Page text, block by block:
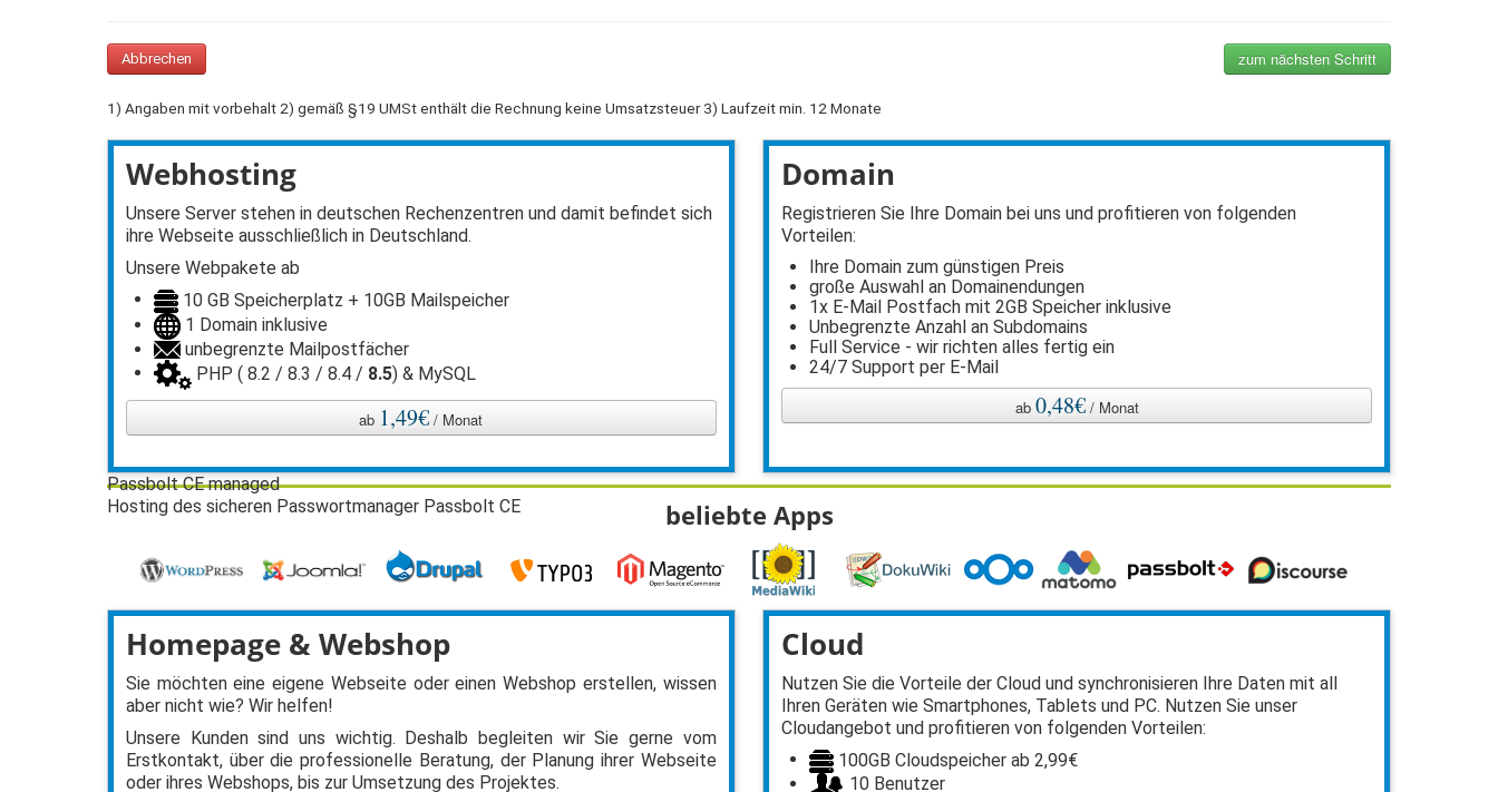
Passbolt CE managed
Hosting des sicheren Passwortmanager Passbolt CE
Abbrechen zum nächsten Schritt
1) Angaben mit vorbehalt 2) gemäß §19 UMSt enthält die Rechnung keine Umsatzsteuer 3) Laufzeit min. 12 Monate
Webhosting
Unsere Server stehen in deutschen Rechenzentren und damit befindet sich
ihre Webseite ausschließlich in Deutschland.
Unsere Webpakete ab
10 GB Speicherplatz + 10GB Mailspeicher
1 Domain inklusive
unbegrenzte Mailpostfächer
PHP ( 8.2 / 8.3 / 8.4 / 8.5) & MySQL
ab 1,49€ / Monat
Domain
Registrieren Sie Ihre Domain bei uns und profitieren von folgenden
Vorteilen:
Ihre Domain zum günstigen Preis
große Auswahl an Domainendungen
1x E-Mail Postfach mit 2GB Speicher inklusive
Unbegrenzte Anzahl an Subdomains
Full Service - wir richten alles fertig ein
24/7 Support per E-Mail
ab 0,48€/ Monat
beliebte Apps
Homepage & Webshop
Sie möchten eine eigene Webseite oder einen Webshop erstellen, wissen
aber nicht wie? Wir helfen!
Unsere Kunden sind uns wichtig. Deshalb begleiten wir Sie gerne vom
Erstkontakt, über die professionelle Beratung, der Planung ihrer Webseite
oder ihres Webshops, bis zur Umsetzung des Projektes.
Cloud
Nutzen Sie die Vorteile der Cloud und synchronisieren Ihre Daten mit all
Ihren Geräten wie Smartphones, Tablets und PC. Nutzen Sie unser
Cloudangebot und profitieren von folgenden Vorteilen:
100GB Cloudspeicher ab 2,99€
10 Benutzer